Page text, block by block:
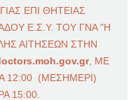
ΕΠΙ ΘΗΤΕΙΑΣ
Ε.Σ.Υ. ΤΟΥ ΓΝΑ "Η
ΑΙΤΗΣΕΩΝ ΣΤΗΝ
, ΜΕ
12:00 (ΜΕΣΗΜΕΡΙ)
15:00.